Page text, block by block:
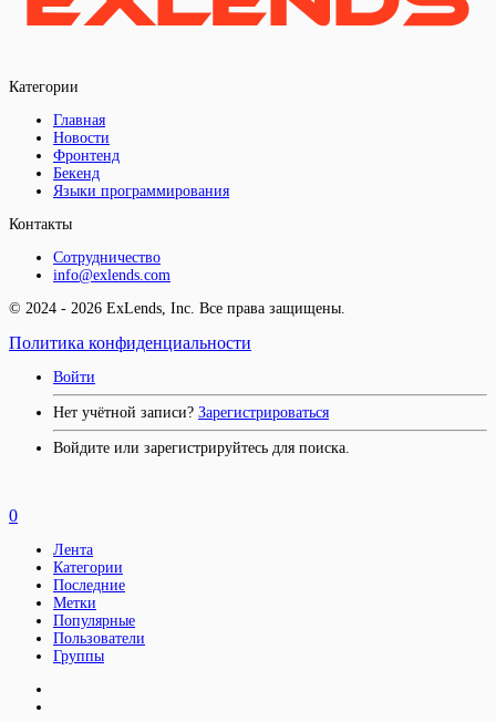
Категории
Главная
Новости
Фронтенд
Бекенд
Языки программирования
Контакты
Сотрудничество
info@exlends.com
© 2024 - 2026 ExLends, Inc. Все права защищены.
Политика конфиденциальности
Войти
Нет учётной записи? Зарегистрироваться
Войдите или зарегистрируйтесь для поиска.
0
Лента
Категории
Последние
Метки
Популярные
Пользователи
Группы